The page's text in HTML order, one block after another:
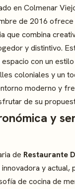
en Colmenar
de 2016 ofrece
que combina
y distintivo.
con un estilo
coloniales y un
moderno y
de su
y
de Restaurante
innovadora y actual,
de cocina de